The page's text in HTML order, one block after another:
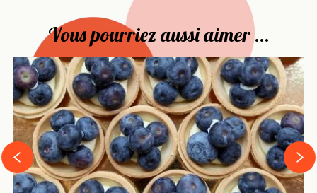
Vous pourriez aussi aimer ...
‹
›